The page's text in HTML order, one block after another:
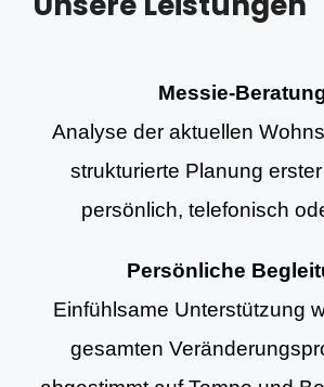
Messie-
Analyse der aktuellen
strukturierte Planung
persönlich, telefonisch
Persönliche
Einfühlsame Unterstützung
gesamten